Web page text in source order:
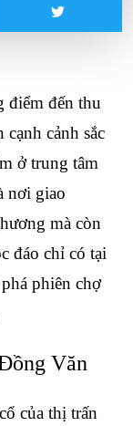
điểm đến thu
cảnh sắc
ở trung tâm
nơi giao
mà còn
đáo chỉ có tại
phiên chợ
Văn
của thị trấn